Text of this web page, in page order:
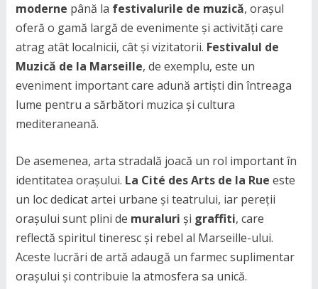
moderne până la festivalurile de muzică, orașul
oferă o gamă largă de evenimente și activități care
atrag atât localnicii, cât și vizitatorii. Festivalul de
Muzică de la Marseille, de exemplu, este un
eveniment important care adună artiști din întreaga
lume pentru a sărbători muzica și cultura
mediteraneană.
De asemenea, arta stradală joacă un rol important în
identitatea orașului. La Cité des Arts de la Rue este
un loc dedicat artei urbane și teatrului, iar pereții
orașului sunt plini de muraluri și graffiti, care
reflectă spiritul tineresc și rebel al Marseille-ului.
Aceste lucrări de artă adaugă un farmec suplimentar
orașului și contribuie la atmosfera sa unică.